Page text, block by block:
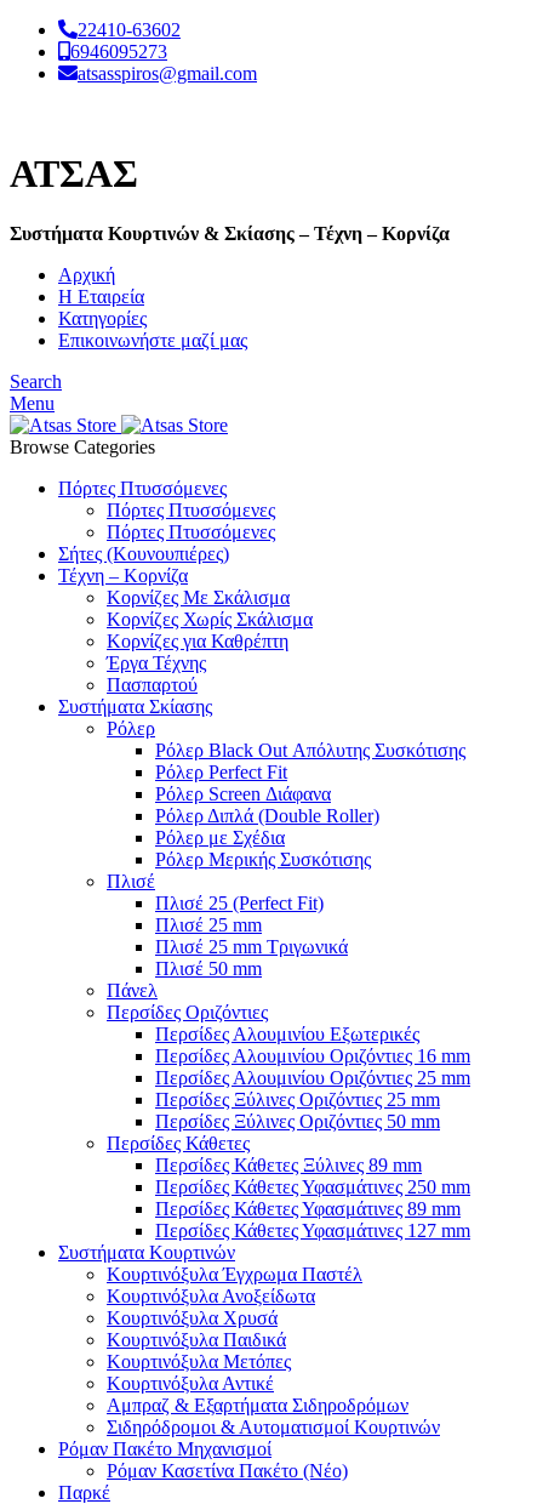
22410-63602
6946095273
atsasspiros@gmail.com
ΑΤΣΑΣ
Συστήματα Κουρτινών & Σκίασης – Τέχνη – Κορνίζα
Αρχική
Η Εταιρεία
Κατηγορίες
Επικοινωνήστε μαζί μας
Search
Menu
Browse Categories
Πόρτες Πτυσσόμενες
Πόρτες Πτυσσόμενες
Πόρτες Πτυσσόμενες
Σήτες (Κουνουπιέρες)
Τέχνη – Κορνίζα
Κορνίζες Με Σκάλισμα
Κορνίζες Χωρίς Σκάλισμα
Κορνίζες για Καθρέπτη
Έργα Τέχνης
Πασπαρτού
Συστήματα Σκίασης
Ρόλερ
Ρόλερ Black Out Απόλυτης Συσκότισης
Ρόλερ Perfect Fit
Ρόλερ Screen Διάφανα
Ρόλερ Διπλά (Double Roller)
Ρόλερ με Σχέδια
Ρόλερ Μερικής Συσκότισης
Πλισέ
Πλισέ 25 (Perfect Fit)
Πλισέ 25 mm
Πλισέ 25 mm Τριγωνικά
Πλισέ 50 mm
Πάνελ
Περσίδες Οριζόντιες
Περσίδες Αλουμινίου Εξωτερικές
Περσίδες Αλουμινίου Οριζόντιες 16 mm
Περσίδες Αλουμινίου Οριζόντιες 25 mm
Περσίδες Ξύλινες Οριζόντιες 25 mm
Περσίδες Ξύλινες Οριζόντιες 50 mm
Περσίδες Κάθετες
Περσίδες Κάθετες Ξύλινες 89 mm
Περσίδες Κάθετες Υφασμάτινες 250 mm
Περσίδες Κάθετες Υφασμάτινες 89 mm
Περσίδες Κάθετες Υφασμάτινες 127 mm
Συστήματα Κουρτινών
Κουρτινόξυλα Έγχρωμα Παστέλ
Κουρτινόξυλα Ανοξείδωτα
Κουρτινόξυλα Χρυσά
Κουρτινόξυλα Παιδικά
Κουρτινόξυλα Μετόπες
Κουρτινόξυλα Αντικέ
Αμπραζ & Εξαρτήματα Σιδηροδρόμων
Σιδηρόδρομοι & Αυτοματισμοί Κουρτινών
Ρόμαν Πακέτο Μηχανισμοί
Ρόμαν Κασετίνα Πακέτο (Νέο)
Παρκέ